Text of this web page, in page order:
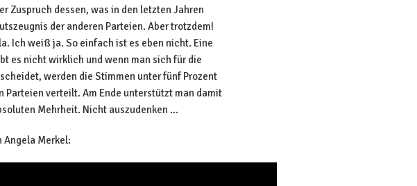
Zuspruch dessen, was in den letzten Jahren
der anderen Parteien. Aber trotzdem!
Ich weiß ja. So einfach ist es eben nicht. Eine
es nicht wirklich und wenn man sich für die
werden die Stimmen unter fünf Prozent
Parteien verteilt. Am Ende unterstützt man damit
Mehrheit. Nicht auszudenken …
Angela Merkel: